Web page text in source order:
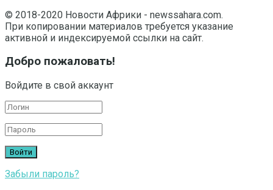
© 2018-2020 Новости Африки - newssahara.com.
При копировании материалов требуется указание
активной и индексируемой ссылки на сайт.
Добро пожаловать!
Войдите в свой аккаунт
Забыли пароль?